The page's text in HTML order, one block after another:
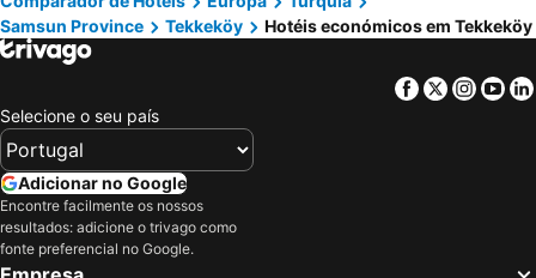
Samsun Province
Tekkeköy Hotéis económicos em Tekkeköy
Facebook
Twitter
Selecione o seu país
Adicionar no Google
Encontre facilmente os nossos
resultados: adicione o trivago como
fonte preferencial no Google.